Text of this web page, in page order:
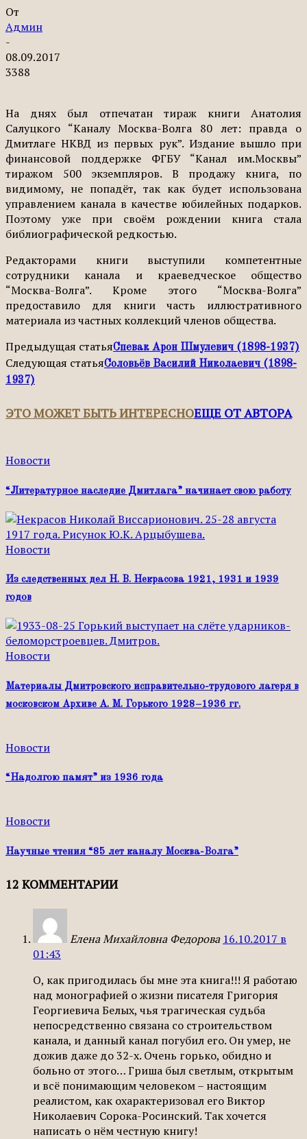
От
Админ
-
08.09.2017
3388
На днях был отпечатан тираж книги Анатолия
Салуцкого “Каналу Москва-Волга 80 лет: правда о
Дмитлаге НКВД из первых рук”. Издание вышло при
финансовой поддержке ФГБУ “Канал им.Москвы”
тиражом 500 экземпляров. В продажу книга, по
видимому, не попадёт, так как будет использована
управлением канала в качестве юбилейных подарков.
Поэтому уже при своём рождении книга стала
библиографической редкостью.
Редакторами книги выступили компетентные
сотрудники канала и краеведческое общество
“Москва-Волга”. Кроме этого “Москва-Волга”
предоставило для книги часть иллюстративного
материала из частных коллекций членов общества.
Предыдущая статьяСпевак Арон Шмулевич (1898-1937)
Следующая статьяСоловьёв Василий Николаевич (1898-
1937)
ЭТО МОЖЕТ БЫТЬ ИНТЕРЕСНОЕЩЕ ОТ АВТОРА
Новости
“Литературное наследие Дмитлага” начинает свою работу
Новости
Из следственных дел Н. В. Некрасова 1921, 1931 и 1939
годов
Новости
Материалы Дмитровского исправительно­-трудового лагеря в
московском Архиве А. М. Горького 1928–1936 гг.
Новости
“Надолгою памят” из 1936 года
Новости
Научные чтения “85 лет каналу Москва-Волга”
12 КОММЕНТАРИИ
Елена Михайловна Федорова 16.10.2017 в
01:43
О, как пригодилась бы мне эта книга!!! Я работаю
над монографией о жизни писателя Григория
Георгиевича Белых, чья трагическая судьба
непосредственно связана со строительством
канала, и данный канал погубил его. Он умер, не
дожив даже до 32-х. Очень горько, обидно и
больно от этого… Гриша был светлым, открытым
и всё понимающим человеком – настоящим
реалистом, как охарактеризовал его Виктор
Николаевич Сорока-Росинский. Так хочется
написать о нём честную книгу!